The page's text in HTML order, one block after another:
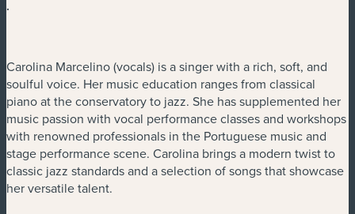
.
Carolina Marcelino (vocals) is a singer with a rich, soft, and
soulful voice. Her music education ranges from classical
piano at the conservatory to jazz. She has supplemented her
music passion with vocal performance classes and workshops
with renowned professionals in the Portuguese music and
stage performance scene. Carolina brings a modern twist to
classic jazz standards and a selection of songs that showcase
her versatile talent.